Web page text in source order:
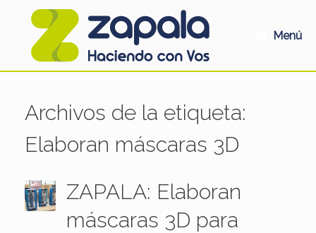
Menú
Archivos de la etiqueta:
Elaboran máscaras 3D
ZAPALA: Elaboran
máscaras 3D para